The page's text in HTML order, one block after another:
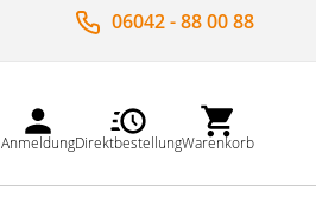
06042 - 88 00 88
AnmeldungDirektbestellungWarenkorb